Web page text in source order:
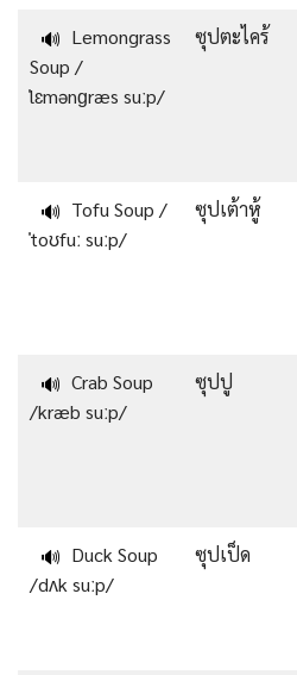
🔊 Lemongrass
Soup /
ˈlɛmənɡræs suːp/
ซุปตะไคร้
🔊 Tofu Soup /
ˈtoʊfuː suːp/
ซุปเต้าหู้
🔊 Crab Soup
/kræb suːp/
ซุปปู
🔊 Duck Soup
/dʌk suːp/
ซุปเป็ด